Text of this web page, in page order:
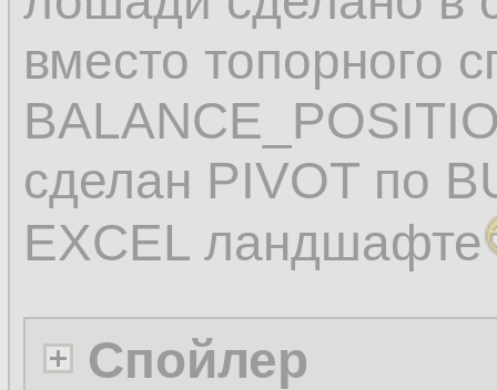
вместо топорного
сделан PIVOT по
EXCEL ландшафте
Спойлер